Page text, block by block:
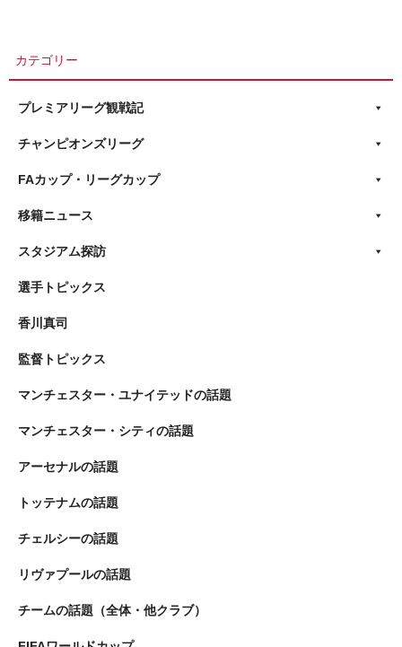
カテゴリー
プレミアリーグ観戦記
チャンピオンズリーグ
FAカップ・リーグカップ
移籍ニュース
スタジアム探訪
選手トピックス
香川真司
監督トピックス
マンチェスター・ユナイテッドの話題
マンチェスター・シティの話題
アーセナルの話題
トッテナムの話題
チェルシーの話題
リヴァプールの話題
チームの話題（全体・他クラブ）